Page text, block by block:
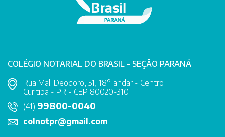
COLÉGIO NOTARIAL DO BRASIL - SEÇÃO PARANÁ
Rua Mal. Deodoro, 51, 18° andar - Centro
Curitiba - PR - CEP 80020-310
(41) 99800-0040
colnotpr@gmail.com